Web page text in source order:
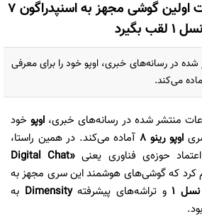
اوپو رینو ۸ ممکن است اولین گوشی مجهز به اسنپدراگون ۷
نسل ۱ لقب بگیرد
در رسانه‌های خبری، اوپو خود را برای معرفی
منتشر شده در رسانه‌های خبری،اوپو خود
اوپو رینو ۸
آماده می‌کند. در همین راستا،
حوزه‌ی فناوری یعنی
«Digital Chat
کرد که گوشی‌های هوشمند این سری مجهز به
و تراشه‌های پیشرفتهDimensity به